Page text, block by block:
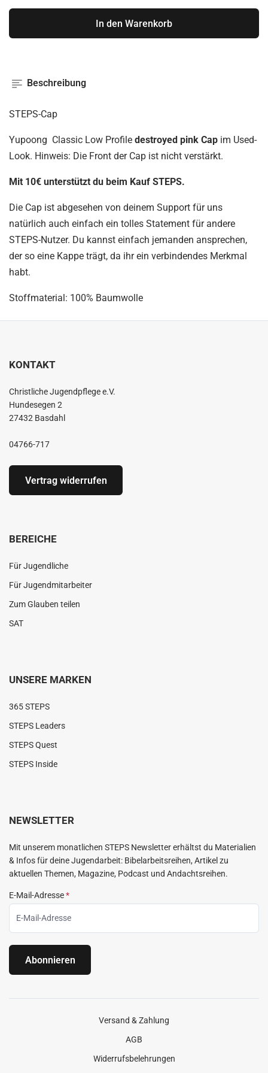
In den Warenkorb
Beschreibung
STEPS-Cap
Yupoong Classic Low Profile destroyed pink Cap im Used-
Look. Hinweis: Die Front der Cap ist nicht verstärkt.
Mit 10€ unterstützt du beim Kauf STEPS.
Die Cap ist abgesehen von deinem Support für uns
natürlich auch einfach ein tolles Statement für andere
STEPS-Nutzer. Du kannst einfach jemanden ansprechen,
der so eine Kappe trägt, da ihr ein verbindendes Merkmal
habt.
Stoffmaterial: 100% Baumwolle
KONTAKT
Christliche Jugendpflege e.V.
Hundesegen 2
27432 Basdahl
04766-717
Vertrag widerrufen
BEREICHE
Für Jugendliche
Für Jugendmitarbeiter
Zum Glauben teilen
SAT
UNSERE MARKEN
365 STEPS
STEPS Leaders
STEPS Quest
STEPS Inside
NEWSLETTER
Mit unserem monatlichen STEPS Newsletter erhältst du Materialien
& Infos für deine Jugendarbeit: Bibelarbeitsreihen, Artikel zu
aktuellen Themen, Magazine, Podcast und Andachtsreihen.
E-Mail-Adresse*
Abonnieren
Versand & Zahlung
AGB
Widerrufsbelehrungen